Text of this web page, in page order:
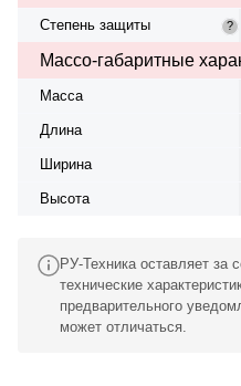
Степень защиты ?
Массо-габаритные
Масса
Длина
Ширина
Высота
РУ-Техника оставляет за
технические
предварительного
может отличаться.